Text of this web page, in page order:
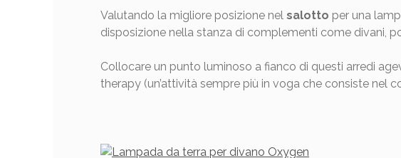
Valutando la migliore posizione nel salotto per una
disposizione nella stanza di complementi come divani,
Collocare un punto luminoso a fianco di questi arredi
therapy (un’attività sempre più in voga che consiste nel